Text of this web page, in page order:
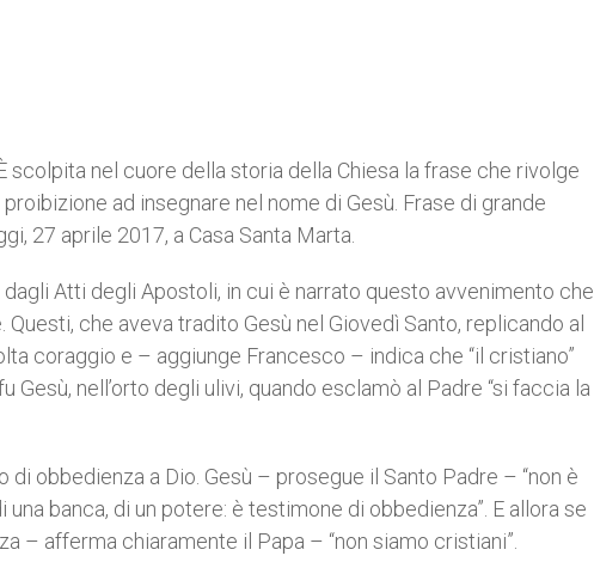
scolpita nel cuore della storia della Chiesa la frase che rivolge
ad insegnare nel nome di Gesù. Frase di grande
27 aprile 2017, a Casa Santa Marta.
Atti degli Apostoli, in cui è narrato questo avvenimento che
che aveva tradito Gesù nel Giovedì Santo, replicando al
coraggio e – aggiunge Francesco – indica che “il cristiano”
nell’orto degli ulivi, quando esclamò al Padre “si faccia la
obbedienza a Dio. Gesù – prosegue il Santo Padre – “non è
banca, di un potere: è testimone di obbedienza”. E allora se
– afferma chiaramente il Papa – “non siamo cristiani”.